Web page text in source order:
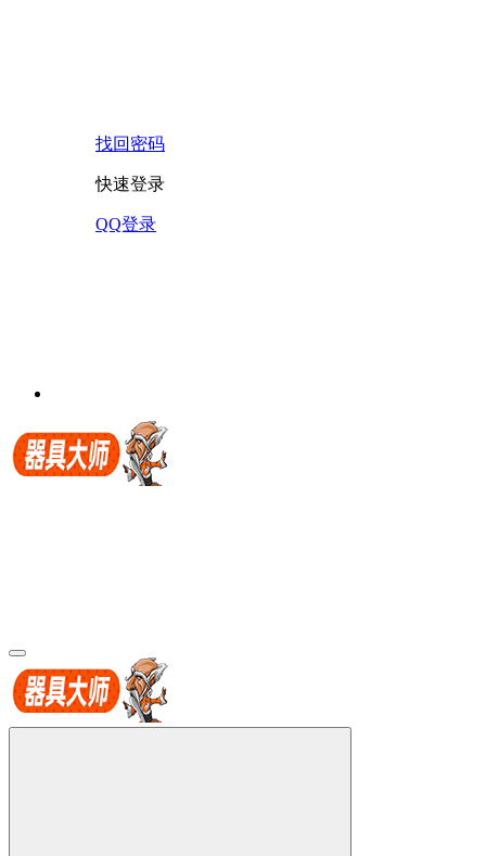
找回密码
快速登录
QQ登录